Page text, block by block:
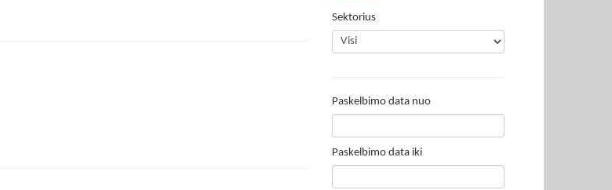
Sektorius
Paskelbimo data nuo
Paskelbimo data iki